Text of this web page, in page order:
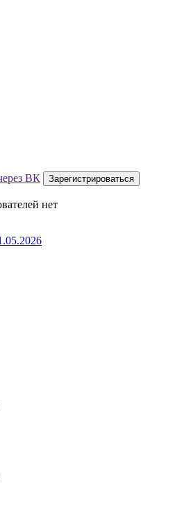
ВК Зарегистрироваться
нет